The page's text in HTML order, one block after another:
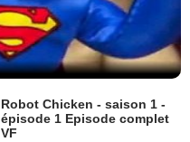
Robot Chicken - saison 1 -
épisode 1 Episode complet
VF